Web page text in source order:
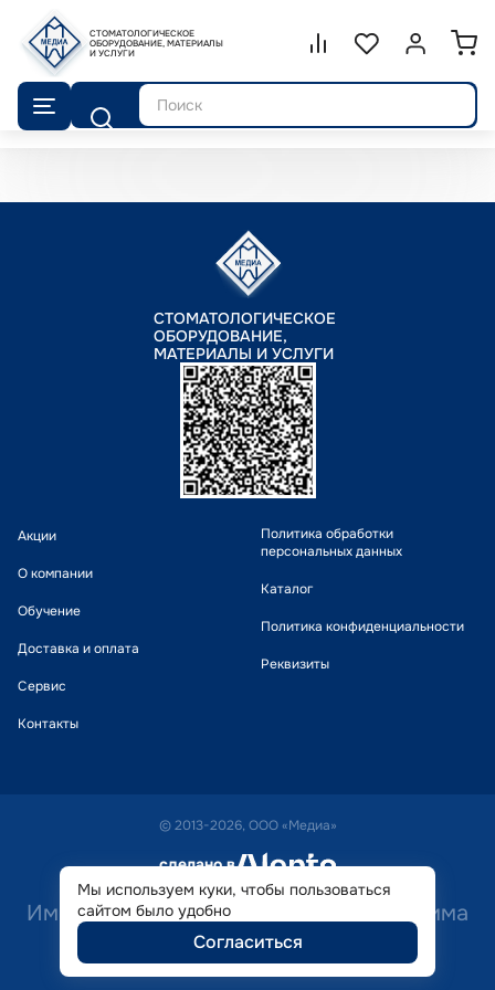
СТОМАТОЛОГИЧЕСКОЕ
ОБОРУДОВАНИЕ, МАТЕРИАЛЫ
И УСЛУГИ
Сравнение.
СписокВойти или
Поиск
СТОМАТОЛОГИЧЕСКОЕ
ОБОРУДОВАНИЕ,
МАТЕРИАЛЫ И УСЛУГИ
Акции
О компании
Обучение
Доставка и оплата
Сервис
Контакты
Политика обработки
персональных данных
Каталог
Политика конфиденциальности
Реквизиты
© 2013-2026, ООО «Медиа»
сделано в alente
Имеются противопоказания. Необходима
консультация специалиста.
Мы используем куки, чтобы пользоваться
сайтом было удобно
Согласиться